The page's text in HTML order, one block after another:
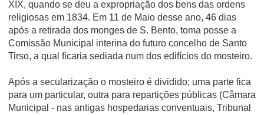
XIX, quando se deu a expropriação dos bens das ordens
religiosas em 1834. Em 11 de Maio desse ano, 46 dias
após a retirada dos monges de S. Bento, toma posse a
Comissão Municipal interina do futuro concelho de Santo
Tirso, a qual ficaria sediada num dos edifí­cios do mosteiro.
Após a secularização o mosteiro é dividido; uma parte fica
para um particular, outra para repartições públicas (Câmara
Municipal - nas antigas hospedarias conventuais, Tribunal